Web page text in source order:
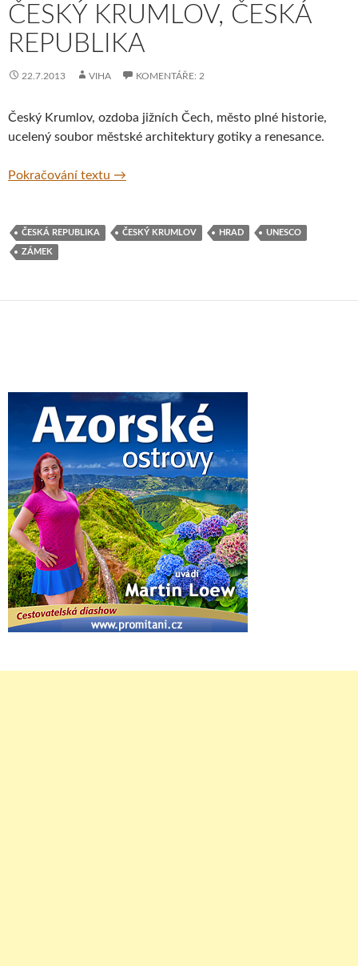
ČESKÝ KRUMLOV, ČESKÁ
REPUBLIKA
22.7.2013 VIHA KOMENTÁŘE: 2
Český Krumlov, ozdoba jižních Čech, město plné historie,
ucelený soubor městské architektury gotiky a renesance.
Pokračování textu Český Krumlov, Česká republika
→
ČESKÁ REPUBLIKA ČESKÝ KRUMLOV HRAD UNESCO
ZÁMEK